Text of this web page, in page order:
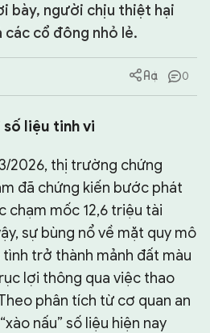
bày, người chịu thiệt hại
các cổ đông nhỏ lẻ.
0
số liệu tinh vi
2026, thị trường chứng
đã chứng kiến bước phát
chạm mốc 12,6 triệu tài
sự bùng nổ về mặt quy mô
trở thành mảnh đất màu
lợi thông qua việc thao
phân tích từ cơ quan an
nấu” số liệu hiện nay